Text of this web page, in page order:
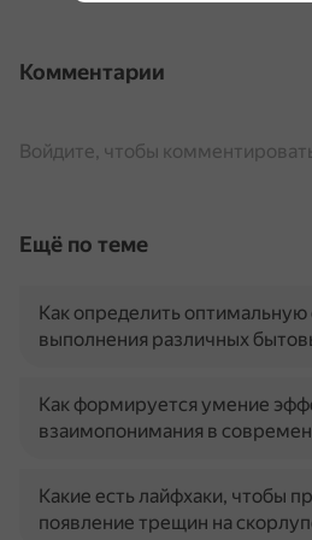
Комментарии
Войдите, чтобы
Ещё по теме
Как определить оптимальную
выполнения различных
Как формируется умение
взаимопонимания в
Какие есть лайфхаки, чтобы
появление трещин на